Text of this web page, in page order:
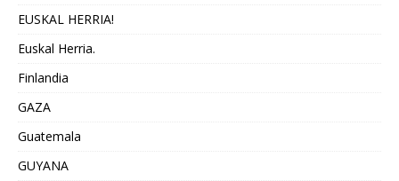
EUSKAL HERRIA!
Euskal Herria.
Finlandia
GAZA
Guatemala
GUYANA